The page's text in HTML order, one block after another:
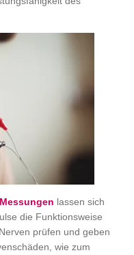
lassen sich
die Funktionsweise
prüfen und geben
wie zum